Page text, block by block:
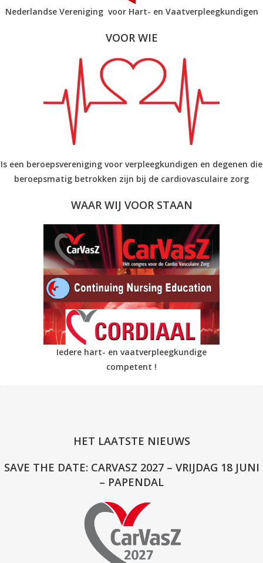
Nederlandse Vereniging voor Hart- en Vaatverpleegkundigen
VOOR WIE
Is een beroepsvereniging voor verpleegkundigen en degenen die
beroepsmatig betrokken zijn bij de cardiovasculaire zorg
WAAR WIJ VOOR STAAN
Iedere hart- en vaatverpleegkundige
competent !
HET LAATSTE NIEUWS
SAVE THE DATE: CARVASZ 2027 – VRIJDAG 18 JUNI
– PAPENDAL